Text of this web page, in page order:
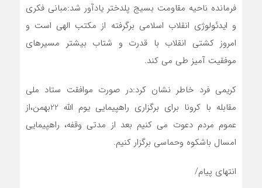
فرمانده ناحیه مقاومت بسیج پلدختر یادآور شد:مبانی فکری
و ایدئولوژی انقلاب اسلامی برگرفته از مکتب الهی است و
امروز کشتی انقلاب با قدرت و شتاب بیشتر مسیرهای
موفقیت آمیز طی می کند.
کریمی فرد خاطر نشان کرد:در صورت موافقت ستاد ملی
مقابله با کرونا برای برگزاری راهپیمایی یوم الله 22بهمن،از
عموم مردم دعوت می کنیم بعد از مدتی وقفه، راهپیمایی
امسال باشکوه وحماسی برگزار کنیم.
انتهای پیام/